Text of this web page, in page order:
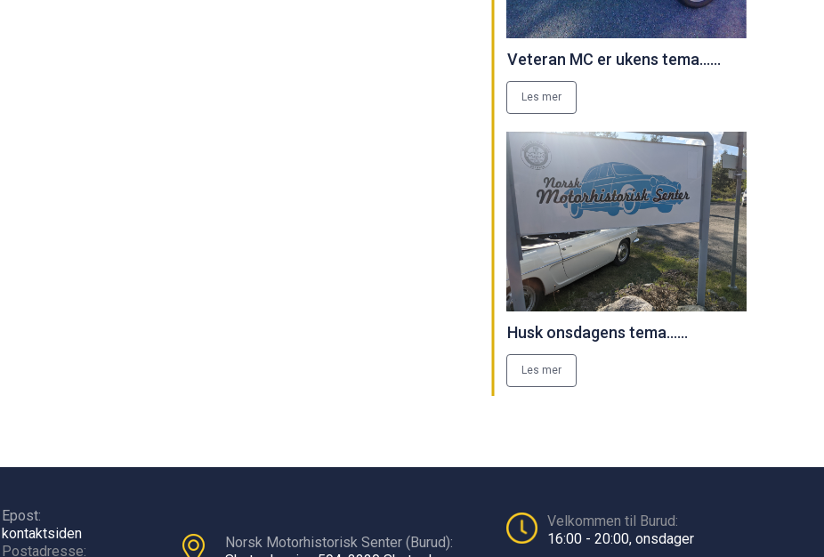
Veteran MC er ukens tema......
Les mer
Husk onsdagens tema......
Les mer
Epost:
kontaktsiden
Postadresse:
Norsk Motorhistorisk Senter (Burud):
Velkommen til Burud:
16:00 - 20:00, onsdager